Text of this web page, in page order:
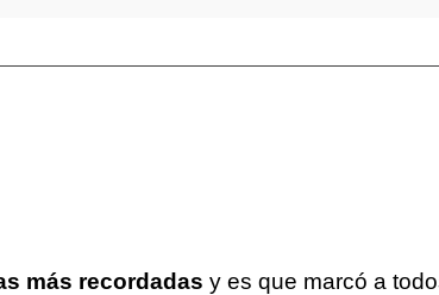
más recordadas y es que marcó a